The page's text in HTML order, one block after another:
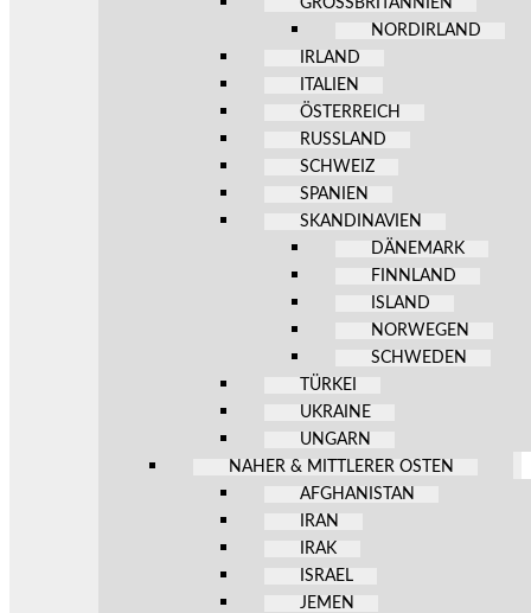
NORDIRLAND
IRLAND
ITALIEN
ÖSTERREICH
RUSSLAND
SCHWEIZ
SPANIEN
SKANDINAVIEN
DÄNEMARK
FINNLAND
ISLAND
NORWEGEN
SCHWEDEN
TÜRKEI
UKRAINE
UNGARN
NAHER & MITTLERER OSTEN
AFGHANISTAN
IRAN
IRAK
ISRAEL
JEMEN